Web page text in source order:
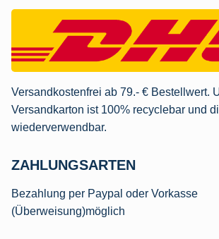
Versandkostenfrei ab 79.- € Bestellwert.
Versandkarton ist 100% recyclebar und
wiederverwendbar.
ZAHLUNGSARTEN
Bezahlung per Paypal oder Vorkasse
(Überweisung)möglich